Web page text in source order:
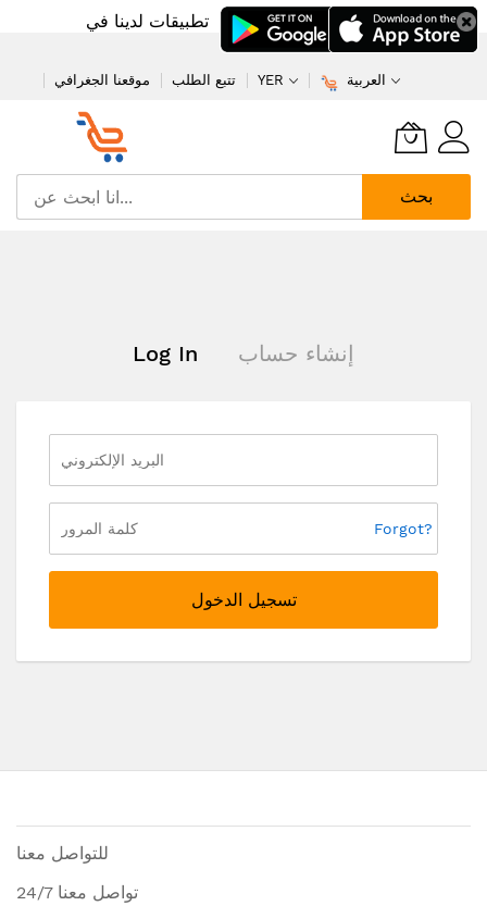
تطبيقات لدينا في
موقعنا الجغرافي تتبع الطلب YER العربية
بحث
Log In إنشاء حساب
Forgot?
تسجيل الدخول
للتواصل معنا
تواصل معنا 24/7